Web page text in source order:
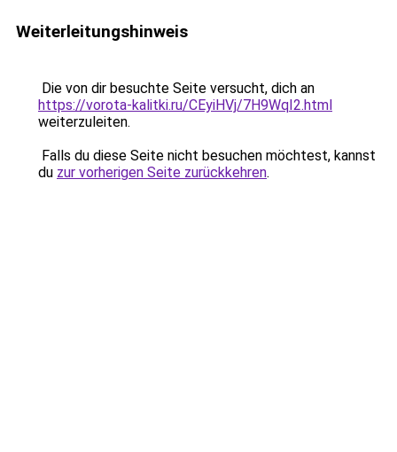
Weiterleitungshinweis
Die von dir besuchte Seite versucht, dich an
https://vorota-kalitki.ru/CEyiHVj/7H9WqI2.html
weiterzuleiten.
Falls du diese Seite nicht besuchen möchtest, kannst
du zur vorherigen Seite zurückkehren.